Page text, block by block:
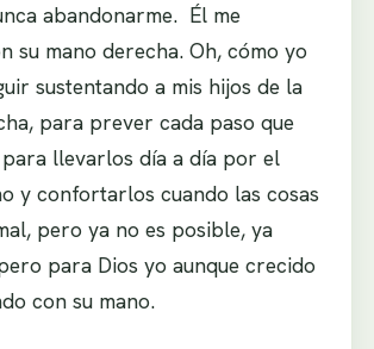
abandonarme. Él me
su mano derecha. Oh, cómo yo
sustentando a mis hijos de la
para prever cada paso que
llevarlos día a día por el
y confortarlos cuando las cosas
pero ya no es posible, ya
para Dios yo aunque crecido
con su mano.